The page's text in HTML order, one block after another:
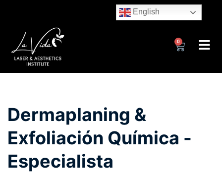
English
0
Dermaplaning &
Exfoliación Química -
Especialista